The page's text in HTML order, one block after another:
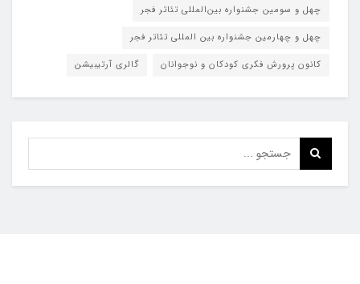
چهل و سومین جشنواره بین‌المللی تئاتر فجر
چهل و چهارمین جشنواره بین المللی تئاتر فجر
کانون پرورش فکری کودکان و نوجوانان
گالری آرتیبیشن